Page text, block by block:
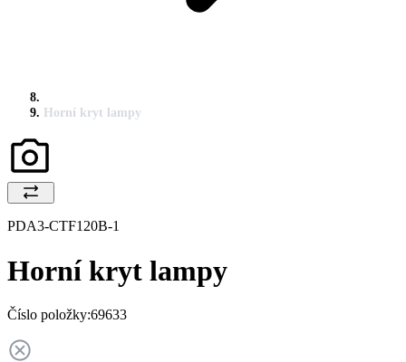
Horní kryt lampy
PDA3-CTF120B-1
Horní kryt lampy
Číslo položky:69633